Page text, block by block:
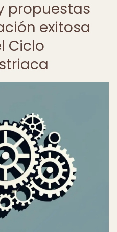
propuestas
exitosa
Ciclo